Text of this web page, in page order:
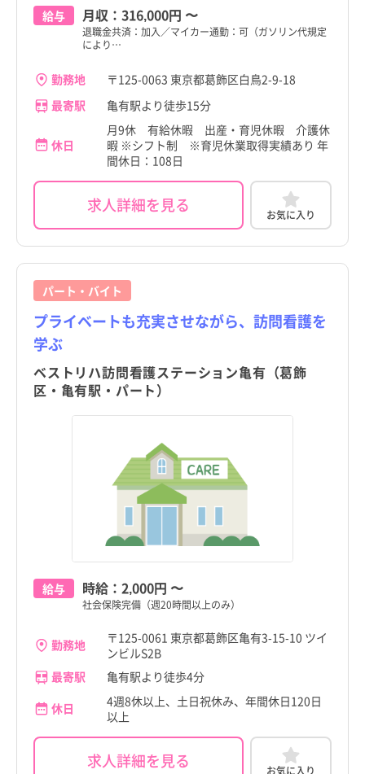
給与 月収： 316,000円 〜
退職金共済：加入／マイカー通勤：可（ガソリン代規定
により…
勤務地
〒125-0063 東京都葛飾区白鳥2-9-18
最寄駅
亀有駅より徒歩15分
休日
月9休 有給休暇 出産・育児休暇 介護休
暇 ※シフト制 ※育児休業取得実績あり 年
間休日：108日
求人詳細を見る お気に入り
パート・バイト
プライベートも充実させながら、訪問看護を
学ぶ
ベストリハ訪問看護ステーション亀有（葛飾
区・亀有駅・パート）
給与 時給： 2,000円 〜
社会保険完備（週20時間以上のみ）
勤務地
〒125-0061 東京都葛飾区亀有3-15-10 ツイ
ンビルS2B
最寄駅
亀有駅より徒歩4分
休日
4週8休以上、土日祝休み、年間休日120日
以上
求人詳細を見る お気に入り